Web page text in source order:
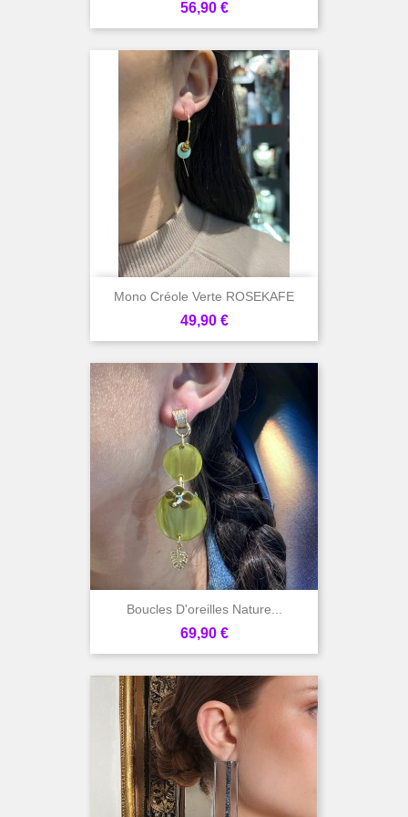
Prix
56,90 €
Mono Créole Verte ROSEKAFE
Prix
49,90 €
Boucles D'oreilles Nature...
Prix
69,90 €